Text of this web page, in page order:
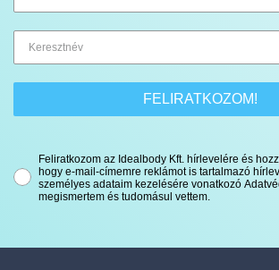
FELIRATKOZOM!
Feliratkozom az Idealbody Kft. hírlevelére és
hogy e-mail-címemre reklámot is tartalmazó
személyes adataim kezelésére vonatkozó
megismertem és tudomásul vettem.